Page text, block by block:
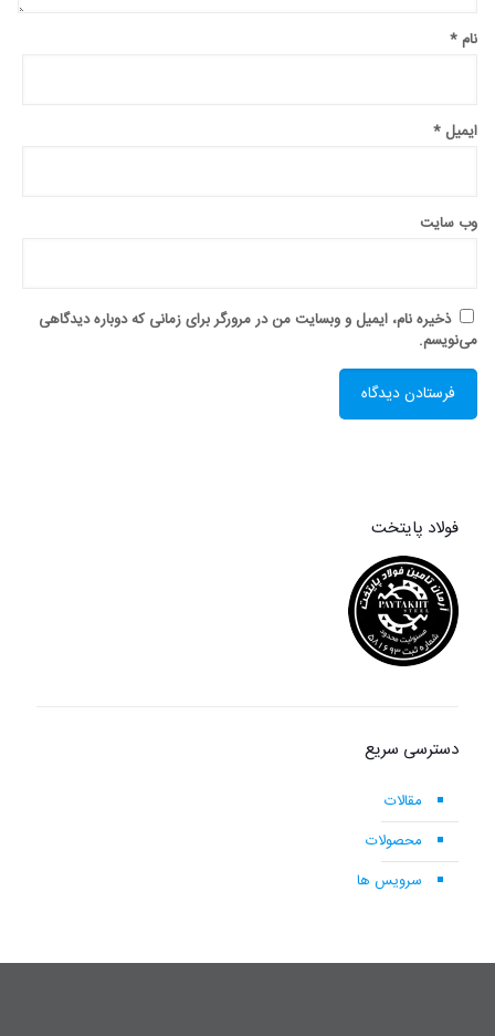
نام *
ایمیل *
وب‌ سایت
ذخیره نام، ایمیل و وبسایت من در مرورگر برای زمانی که دوباره دیدگاهی
می‌نویسم.
فولاد پایتخت
دسترسی سریع
مقالات
محصولات
سرویس ها